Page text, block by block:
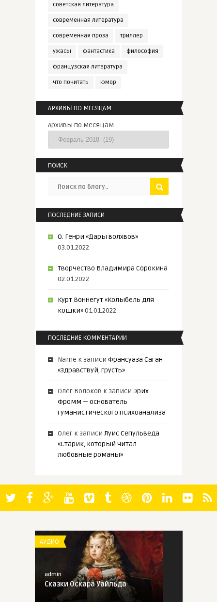
советская литература
современная литература
современная проза триллер
ужасы фантастика философия
французская литература
что почитать юмор
АРХИВЫ ПО МЕСЯЦАМ
Архивы по месяцам
ПОИСК
ПОСЛЕДНИЕ ЗАПИСИ
О. Генри «Дары волхвов»
03.01.2022
Творчество Владимира Сорокина
02.01.2022
Курт Воннегут «Колыбель для
кошки» 01.01.2022
ПОСЛЕДНИЕ КОММЕНТАРИИ
Name к записи Франсуаза Саган
«Здравствуй, грусть»
Олег Волоков к записи Эрих
Фромм — основатель
гуманистического психоанализа
Олегк записи Луис Сепульведа
«Старик, который читал
любовные романы»
АУДИО
admin
Сказки Оскара Уайльда